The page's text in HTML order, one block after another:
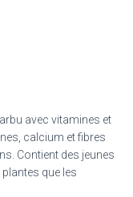
avec vitamines et
calcium et fibres
Contient des jeunes
que les